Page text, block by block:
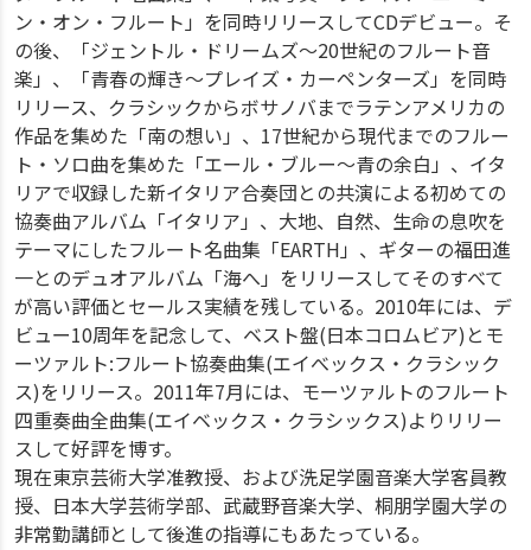
ン・オン・フルート」を同時リリースしてCDデビュー。そ
の後、「ジェントル・ドリームズ～20世紀のフルート音
楽」、「青春の輝き～プレイズ・カーペンターズ」を同時
リリース、クラシックからボサノバまでラテンアメリカの
作品を集めた「南の想い」、17世紀から現代までのフルー
ト・ソロ曲を集めた「エール・ブルー～青の余白」、イタ
リアで収録した新イタリア合奏団との共演による初めての
協奏曲アルバム「イタリア」、大地、自然、生命の息吹を
テーマにしたフルート名曲集「EARTH」、ギターの福田進
一とのデュオアルバム「海へ」をリリースしてそのすべて
が高い評価とセールス実績を残している。2010年には、デ
ビュー10周年を記念して、ベスト盤(日本コロムビア)とモ
ーツァルト:フルート協奏曲集(エイべックス・クラシック
ス)をリリース。2011年7月には、モーツァルトのフルート
四重奏曲全曲集(エイベックス・クラシックス)よりリリー
スして好評を博す。
現在東京芸術大学准教授、および洗足学園音楽大学客員教
授、日本大学芸術学部、武蔵野音楽大学、桐朋学園大学の
非常勤講師として後進の指導にもあたっている。